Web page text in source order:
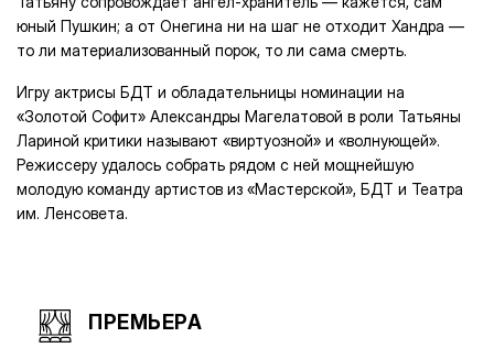
юный Пушкин; а от Онегина ни на шаг не отходит Хандра —
то ли материализованный порок, то ли сама смерть.
Игру актрисы БДТ и обладательницы номинации на
«Золотой Софит» Александры Магелатовой в роли Татьяны
Лариной критики называют «виртуозной» и «волнующей».
Режиссеру удалось собрать рядом с ней мощнейшую
молодую команду артистов из «Мастерской», БДТ и Театра
им. Ленсовета.
ПРЕМЬЕРА